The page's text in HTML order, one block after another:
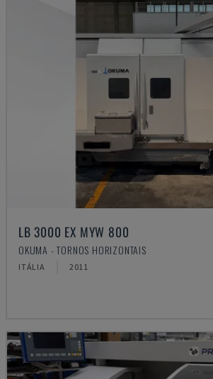
LB 3000 EX MYW 800
OKUMA - TORNOS HORIZONTAIS
ITÁLIA 2011